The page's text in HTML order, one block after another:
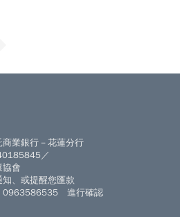
業銀行－花蓮分行
／
協會
、或提醒您匯款
0963586535 進行確認